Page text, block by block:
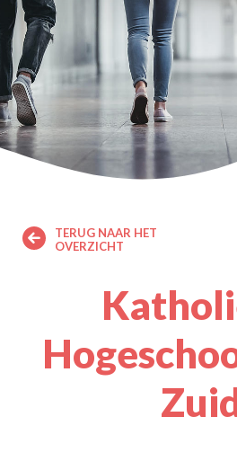
TERUG NAAR HET
OVERZICHT